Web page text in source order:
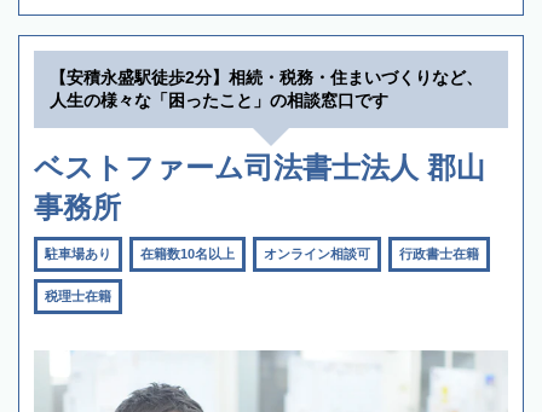
【安積永盛駅徒歩2分】相続・税務・住まいづくりなど、
人生の様々な「困ったこと」の相談窓口です
ベストファーム司法書士法人 郡山
事務所
駐車場あり 在籍数10名以上 オンライン相談可 行政書士在籍
税理士在籍